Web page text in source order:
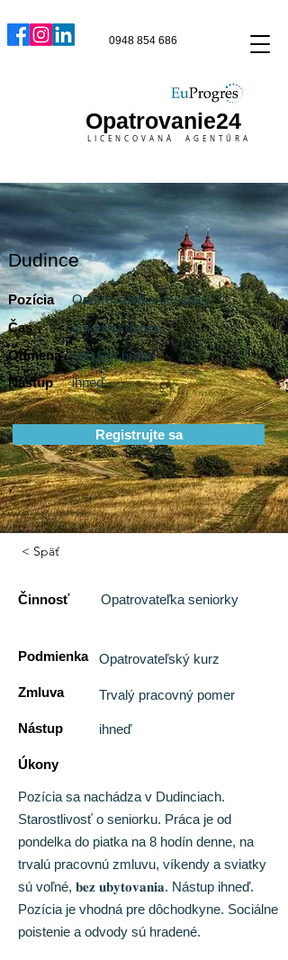
Opatrovanie24
LICENCOVANÁ AGENTÚRA
0948 854 686
Dudince
Pozícia
Opatrovateľka seniorky
Čas
4 hodiny denne
Odmena
408 Eur brutto
Nástup
ihneď
Registrujte sa
< Späť
Činnosť Opatrovateľka seniorky
Podmienka Opatrovateľský kurz
Zmluva Trvalý pracovný pomer
Nástup ihneď
Úkony
Pozícia sa nachádza v Dudinciach.
Starostlivosť o seniorku. Práca je od
pondelka do piatka na 8 hodín denne, na
trvalú pracovnú zmluvu, víkendy a sviatky
sú voľné, 𝐛𝐞𝐳 𝐮𝐛𝐲𝐭𝐨𝐯𝐚𝐧𝐢𝐚. Nástup ihneď.
Pozícia je vhodná pre dôchodkyne. Sociálne
poistenie a odvody sú hradené.